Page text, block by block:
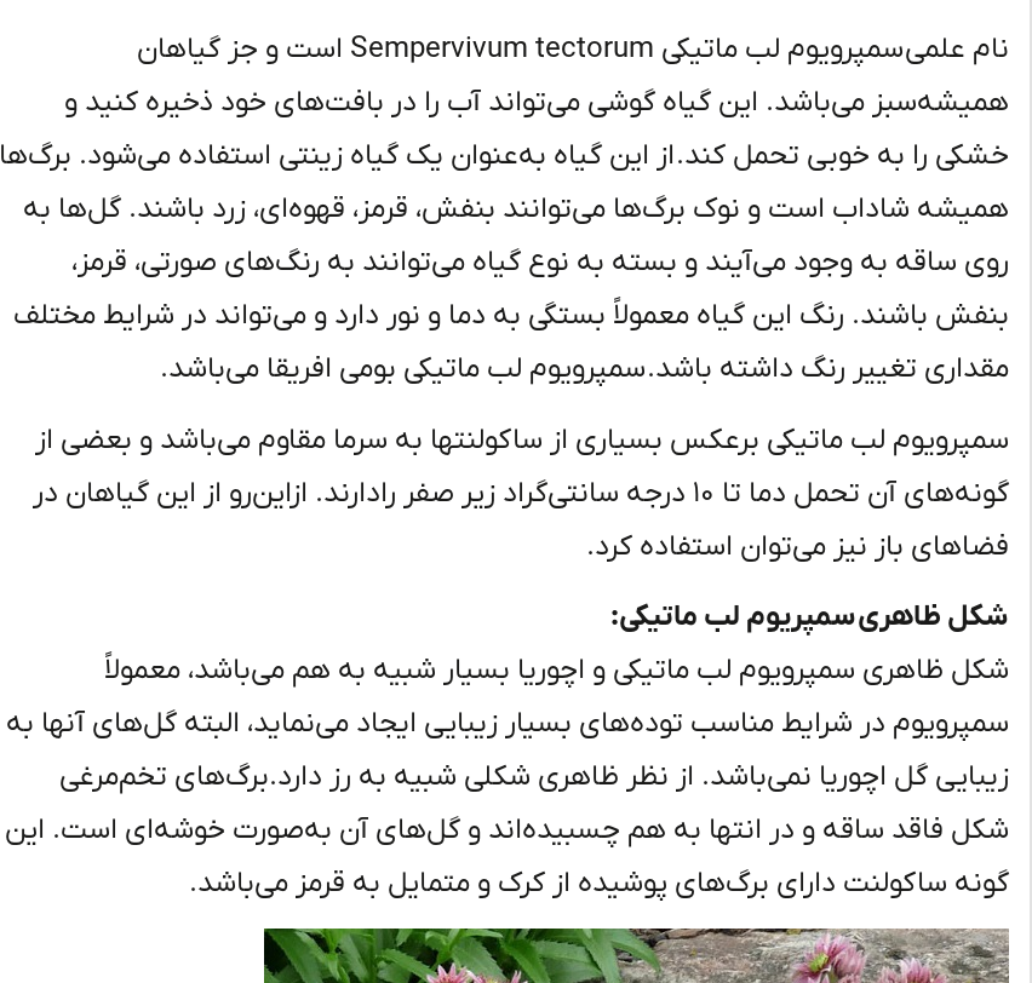
نام علمی سمپرویوم لب ماتیکی Sempervivum tectorum است و جز گیاهان
همیشه‌سبز می‌باشد. این گیاه گوشی می‌تواند آب را در بافت‌های خود ذخیره کنید و
خشکی را به خوبی تحمل کند. از این گیاه به‌عنوان یک گیاه زینتی استفاده می‌شود. برگ‌ها
همیشه شاداب است و نوک برگ‌ها می‌توانند بنفش، قرمز، قهوه‌ای، زرد باشند. گل‌ها به
روی ساقه به وجود می‌آیند و بسته به نوع گیاه می‌توانند به رنگ‌های صورتی، قرمز،
بنفش باشند. رنگ این گیاه معمولاً بستگی به دما و نور دارد و می‌تواند در شرایط مختلف
مقداری تغییر رنگ داشته باشد. سمپرویوم لب ماتیکی بومی افریقا می‌باشد.
سمپرویوم لب ماتیکی برعکس بسیاری از ساکولنتها به سرما مقاوم می‌باشد و بعضی از
گونه‌های آن تحمل دما تا ۱۰ درجه سانتی‌گراد زیر صفر رادارند. ازاین‌رو از این گیاهان در
فضاهای باز نیز می‌توان استفاده کرد.
شکل ظاهری سمپریوم لب ماتیکی:
شکل ظاهری سمپرویوم لب ماتیکی و اچوریا بسیار شبیه به هم می‌باشد، معمولاً
سمپرویوم در شرایط مناسب توده‌های بسیار زیبایی ایجاد می‌نماید، البته گل‌های آنها به
زیبایی گل اچوریا نمی‌باشد. از نظر ظاهری شکلی شبیه به رز دارد.برگ‌های تخم‌مرغی
شکل فاقد ساقه و در انتها به هم چسبیده‌اند و گل‌های آن به‌صورت خوشه‌ای است. این
گونه ساکولنت دارای برگ‌های پوشیده از کرک و متمایل به قرمز می‌باشد.